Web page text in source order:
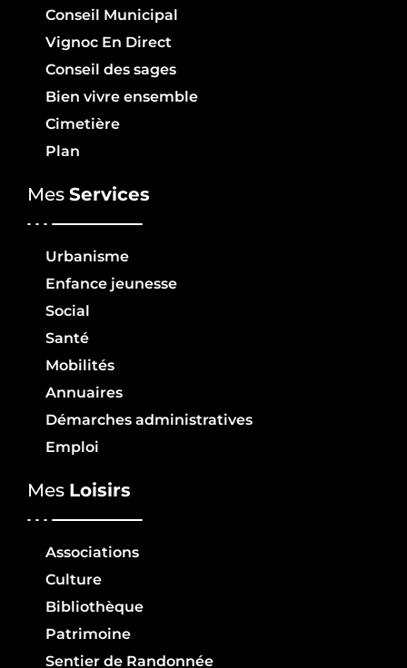
Conseil Municipal
Vignoc En Direct
Conseil des sages
Bien vivre ensemble
Cimetière
Plan
Mes Services
Urbanisme
Enfance jeunesse
Social
Santé
Mobilités
Annuaires
Démarches administratives
Emploi
Mes Loisirs
Associations
Culture
Bibliothèque
Patrimoine
Sentier de Randonnée